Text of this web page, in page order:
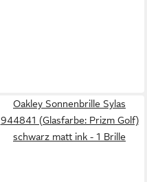
Oakley Sonnenbrille Sylas
944841 (Glasfarbe: Prizm Golf)
schwarz matt ink - 1 Brille